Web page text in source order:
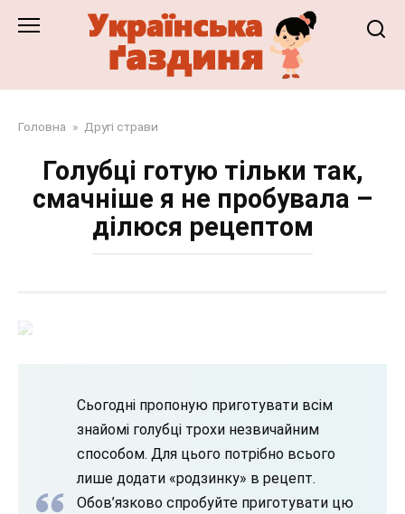
Головна » Другі страви
Голубці готую тільки так,
смачніше я не пробувала –
ділюся рецептом
Сьогодні пропоную приготувати всім
знайомі голубці трохи незвичайним
способом. Для цього потрібно всього
лише додати «родзинку» в рецепт.
Обов’язково спробуйте приготувати цю